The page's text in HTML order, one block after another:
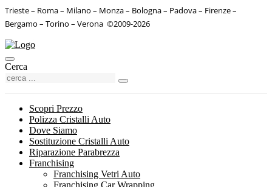
Trieste – Roma – Milano – Monza – Bologna – Padova – Firenze –
Bergamo – Torino – Verona ©2009-2026
Cerca
Scopri Prezzo
Polizza Cristalli Auto
Dove Siamo
Sostituzione Cristalli Auto
Riparazione Parabrezza
Franchising
Franchising Vetri Auto